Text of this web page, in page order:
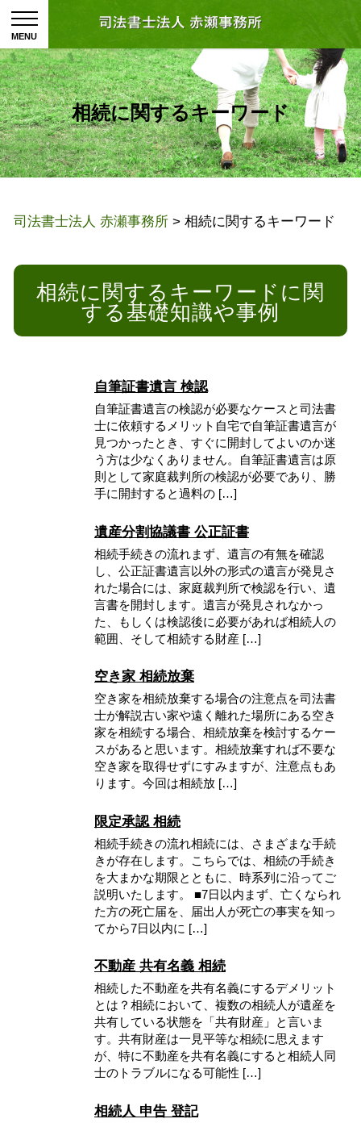
相続に関するキーワード
司法書士法人 赤瀬事務所 > 相続に関するキーワード
相続に関するキーワードに関
する基礎知識や事例
自筆証書遺言 検認
自筆証書遺言の検認が必要なケースと司法書
士に依頼するメリット自宅で自筆証書遺言が
見つかったとき、すぐに開封してよいのか迷
う方は少なくありません。自筆証書遺言は原
則として家庭裁判所の検認が必要であり、勝
手に開封すると過料の […]
遺産分割協議書 公正証書
相続手続きの流れまず、遺言の有無を確認
し、公正証書遺言以外の形式の遺言が発見さ
れた場合には、家庭裁判所で検認を行い、遺
言書を開封します。遺言が発見されなかっ
た、もしくは検認後に必要があれば相続人の
範囲、そして相続する財産 […]
空き家 相続放棄
空き家を相続放棄する場合の注意点を司法書
士が解説古い家や遠く離れた場所にある空き
家を相続する場合、相続放棄を検討するケー
スがあると思います。相続放棄すれば不要な
空き家を取得せずにすみますが、注意点もあ
ります。今回は相続放 […]
限定承認 相続
相続手続きの流れ相続には、さまざまな手続
きが存在します。こちらでは、相続の手続き
を大まかな期限とともに、時系列に沿ってご
説明いたします。 ■7日以内まず、亡くなられ
た方の死亡届を、届出人が死亡の事実を知っ
てから7日以内に […]
不動産 共有名義 相続
相続した不動産を共有名義にするデメリット
とは？相続において、複数の相続人が遺産を
共有している状態を「共有財産」と言いま
す。共有財産は一見平等な相続に思えます
が、特に不動産を共有名義にすると相続人同
士のトラブルになる可能性 […]
相続人 申告 登記